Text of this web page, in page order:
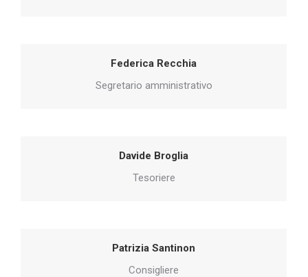
Federica Recchia
Segretario amministrativo
Davide Broglia
Tesoriere
Patrizia Santinon
Consigliere